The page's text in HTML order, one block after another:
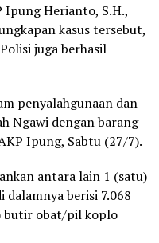
Ipung Herianto, S.H.,
kasus tersebut,
juga berhasil
penyalahgunaan dan
Ngawi dengan barang
Ipung, Sabtu (27/7).
antara lain 1 (satu)
berisi 7.068
butir obat/pil koplo